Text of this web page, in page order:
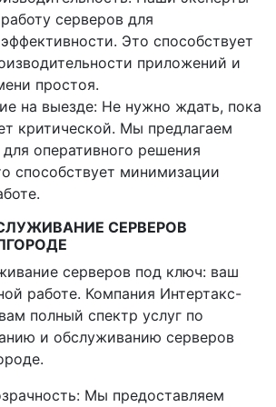
серверов для
Это способствует
приложений и
простоя.
на выезде: Не нужно ждать, пока
критической. Мы предлагаем
оперативного решения
способствует минимизации
СЕРВЕРОВ
серверов под ключ: ваш
работе. Компания Интертакс-
полный спектр услуг по
и обслуживанию серверов
Мы предоставляем